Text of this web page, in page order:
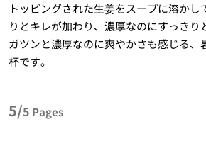
トッピングされた生姜をスープに溶か
りとキレが加わり、濃厚なのにすっきり
ガツンと濃厚なのに爽やかさも感じる、
杯です。
5/5 Pages